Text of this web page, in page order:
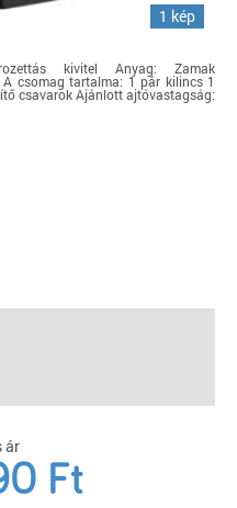
1 kép
kivitel Anyag: Zamak
csomag tartalma: 1 pár kilincs 1
csavarok Ajánlott ajtóvastagság:
ár
Ft